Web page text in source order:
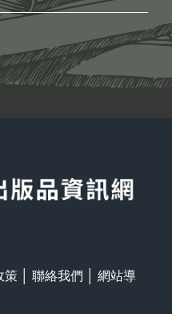
策 聯絡我們
網站導